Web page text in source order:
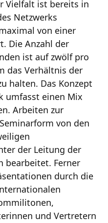
Vielfalt ist bereits in
Netzwerks
von einer
Die Anzahl der
ist auf zwölf pro
das Verhältnis der
halten. Das Konzept
umfasst einen Mix
Arbeiten zur
von den
der Leitung der
bearbeitet. Ferner
durch die
und Vertretern